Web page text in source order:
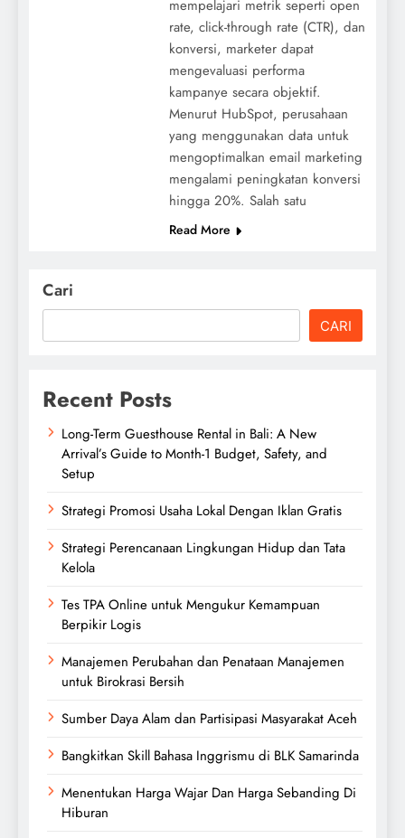
mempelajari metrik seperti open
rate, click-through rate (CTR), dan
konversi, marketer dapat
mengevaluasi performa
kampanye secara objektif.
Menurut HubSpot, perusahaan
yang menggunakan data untuk
mengoptimalkan email marketing
mengalami peningkatan konversi
hingga 20%. Salah satu
Read More
Cari
CARI
Recent Posts
Long-Term Guesthouse Rental in Bali: A New
Arrival’s Guide to Month-1 Budget, Safety, and
Setup
Strategi Promosi Usaha Lokal Dengan Iklan Gratis
Strategi Perencanaan Lingkungan Hidup dan Tata
Kelola
Tes TPA Online untuk Mengukur Kemampuan
Berpikir Logis
Manajemen Perubahan dan Penataan Manajemen
untuk Birokrasi Bersih
Sumber Daya Alam dan Partisipasi Masyarakat Aceh
Bangkitkan Skill Bahasa Inggrismu di BLK Samarinda
Menentukan Harga Wajar Dan Harga Sebanding Di
Hiburan